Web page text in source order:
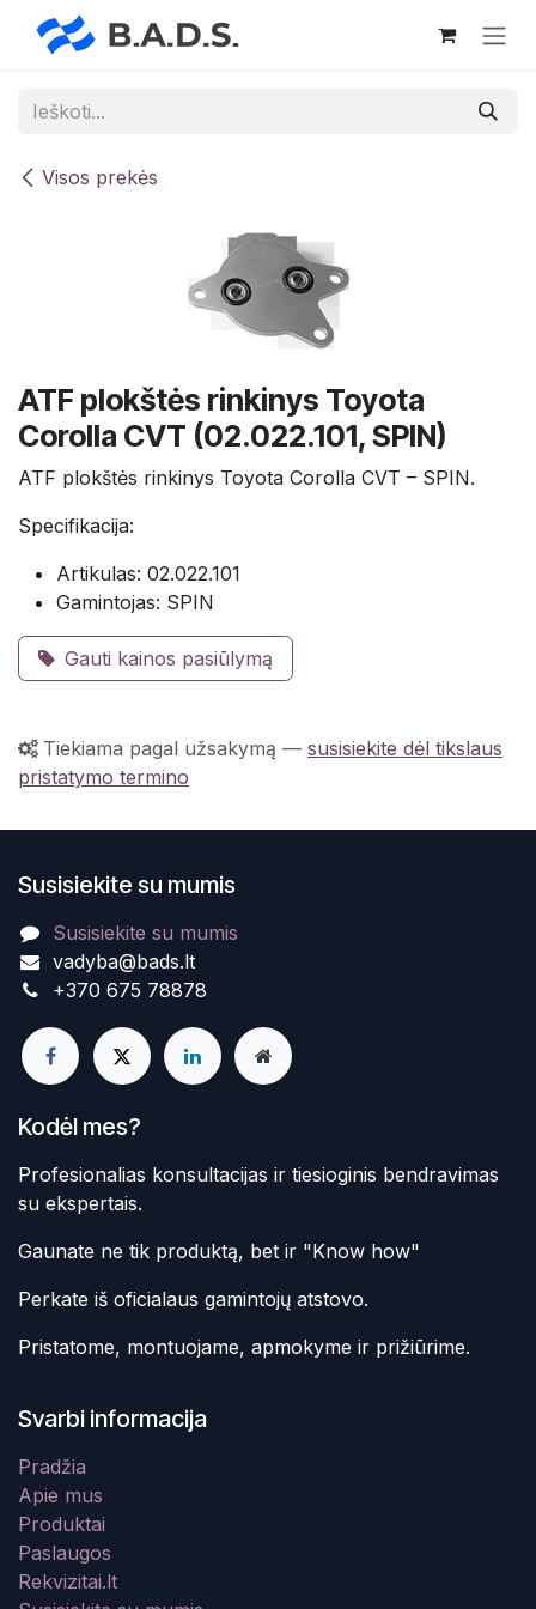
Skip to Content
Visos prekės
ATF plokštės rinkinys Toyota
Corolla CVT (02.022.101, SPIN)
ATF plokštės rinkinys Toyota Corolla CVT – SPIN.
Specifikacija:
Artikulas: 02.022.101
Gamintojas: SPIN
Gauti kainos pasiūlymą
Tiekiama pagal užsakymą — susisiekite dėl tikslaus
pristatymo termino
Susisiekite su mumis
Susisiekite su mumis
vadyba@bads.lt
+370 675 78878
Kodėl mes?
Profesionalias konsultacijas ir tiesioginis bendravimas
su ekspertais.
Gaunate ne tik produktą, bet ir "Know how"
Perkate iš oficialaus gamintojų atstovo.
Pristatome, montuojame, apmokyme ir prižiūrime.
Svarbi informacija
Pradžia
Apie mus
Produktai
Paslaugos
Rekvizitai.lt